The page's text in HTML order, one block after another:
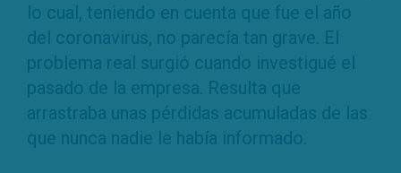
lo cual, teniendo en cuenta que fue el año
del coronavirus, no parecía tan grave. El
problema real surgió cuando investigué el
pasado de la empresa. Resulta que
arrastraba unas pérdidas acumuladas de las
que nunca nadie le había informado.